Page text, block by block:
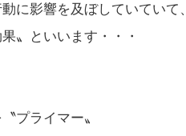
に影響を及ぼしていていて、
〟といいます・・・
プライマー〟